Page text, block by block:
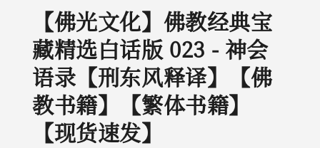
【佛光文化】佛教经典宝
藏精选白话版 023 - 神会
语录【刑东风释译】【佛
教书籍】【繁体书籍】
【现货速发】